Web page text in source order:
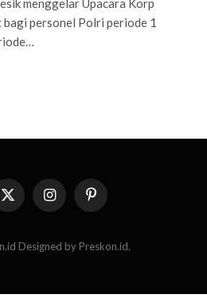
personel Polri periode 1
X
(Twitter)
InstagramPinterest
Designed by Preskon.id.